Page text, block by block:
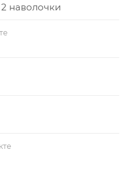
наволочки